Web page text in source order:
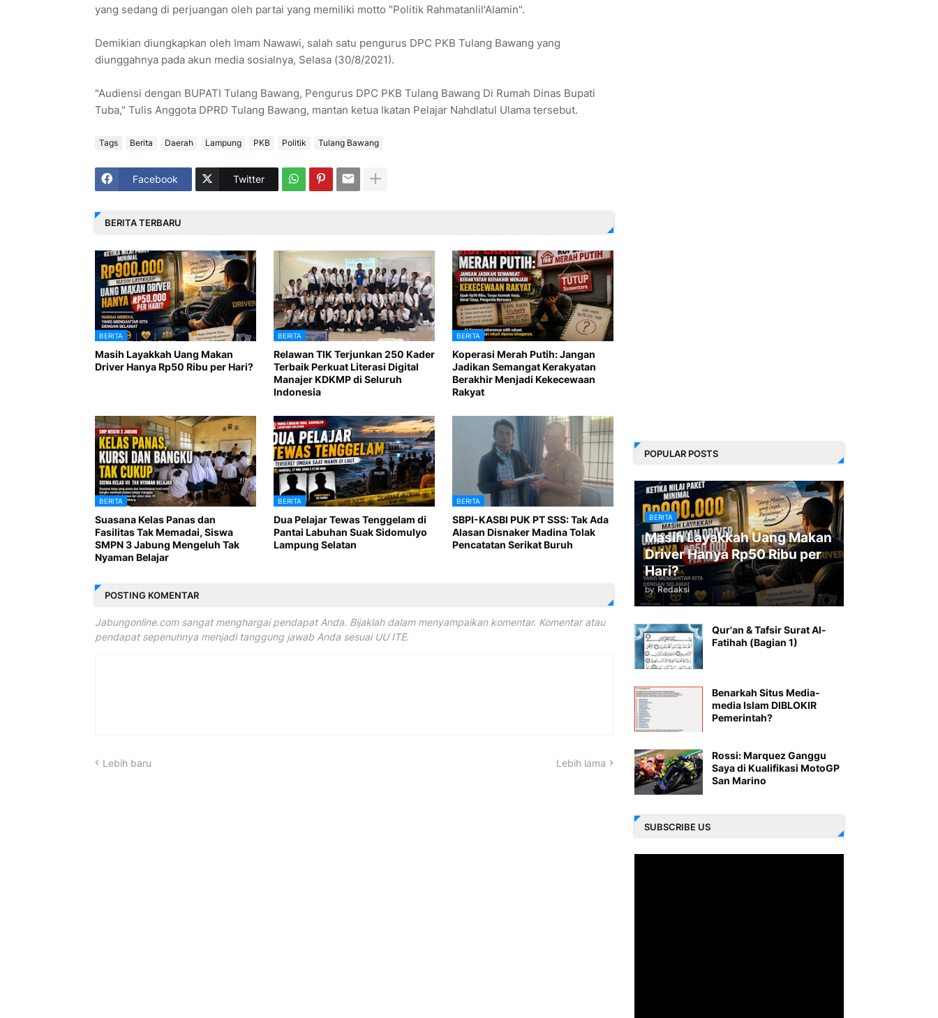
yang sedang di perjuangan oleh partai yang memiliki motto "Politik Rahmatanlil'Alamin".
Demikian diungkapkan oleh Imam Nawawi, salah satu pengurus DPC PKB Tulang Bawang yang
diunggahnya pada akun media sosialnya, Selasa (30/8/2021).
"Audiensi dengan BUPATI Tulang Bawang, Pengurus DPC PKB Tulang Bawang Di Rumah Dinas Bupati
Tuba," Tulis Anggota DPRD Tulang Bawang, mantan ketua Ikatan Pelajar Nahdlatul Ulama tersebut.
Tags Berita Daerah Lampung PKB Politik Tulang Bawang
Facebook Twitter
BERITA TERBARU
BERITA
Masih Layakkah Uang Makan
Driver Hanya Rp50 Ribu per Hari?
BERITA
Relawan TIK Terjunkan 250 Kader
Terbaik Perkuat Literasi Digital
Manajer KDKMP di Seluruh
Indonesia
BERITA
Koperasi Merah Putih: Jangan
Jadikan Semangat Kerakyatan
Berakhir Menjadi Kekecewaan
Rakyat
BERITA
Suasana Kelas Panas dan
Fasilitas Tak Memadai, Siswa
SMPN 3 Jabung Mengeluh Tak
Nyaman Belajar
BERITA
Dua Pelajar Tewas Tenggelam di
Pantai Labuhan Suak Sidomulyo
Lampung Selatan
BERITA
SBPI-KASBI PUK PT SSS: Tak Ada
Alasan Disnaker Madina Tolak
Pencatatan Serikat Buruh
POSTING KOMENTAR
Jabungonline.com sangat menghargai pendapat Anda. Bijaklah dalam menyampaikan komentar. Komentar atau
pendapat sepenuhnya menjadi tanggung jawab Anda sesuai UU ITE.
Lebih baru Lebih lama
POPULAR POSTS
BERITA
Masih Layakkah Uang Makan
Driver Hanya Rp50 Ribu per
Hari?
by Redaksi
Qur'an & Tafsir Surat Al-
Fatihah (Bagian 1)
Benarkah Situs Media-
media Islam DIBLOKIR
Pemerintah?
Rossi: Marquez Ganggu
Saya di Kualifikasi MotoGP
San Marino
SUBSCRIBE US